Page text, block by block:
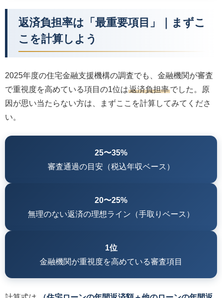
返済負担率は「最重要項目」｜まずこ
こを計算しよう
2025年度の住宅金融支援機構の調査でも、金融機関が審査
で重視度を高めている項目の1位は返済負担率でした。原
因が思い当たらない方は、まずここを計算してみてくださ
い。
25〜35%
審査通過の目安（税込年収ベース）
20〜25%
無理のない返済の理想ライン（手取りベース）
1位
金融機関が重視度を高めている審査項目